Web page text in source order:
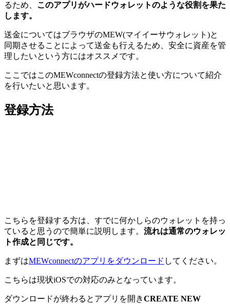
るため、 このアプリがハードウォレットのような役割を果た
します。
送金についてはブラウザのMEW(マイイーサウォレット)と
同期させることによって送金も行えるため、安全に資産を管
理したいという方にはオススメです。
ここではこのMEWconnectの登録方法と使い方について紹介
を行いたいと思います。
登録方法
こちらを登録する方は、すでに何かしらのウォレットを持っ
ていると思うので簡単に説明します。 流れは通常のウォレッ
ト作成と同じです。
まずはMEWconnectのアプリをダウンロード してください。
こちらは現状iOSでの対応のみとなっています。
ダウンロードが終わるとアプリを開きCREATE NEW